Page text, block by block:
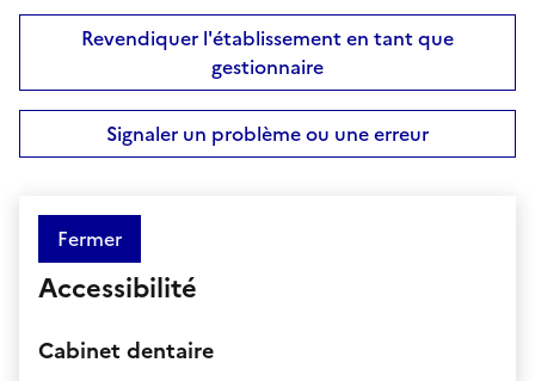
Revendiquer l'établissement en tant que
gestionnaire
Signaler un problème ou une erreur
Fermer
Accessibilité
Cabinet dentaire